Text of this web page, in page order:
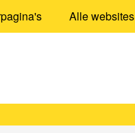
Alle websites